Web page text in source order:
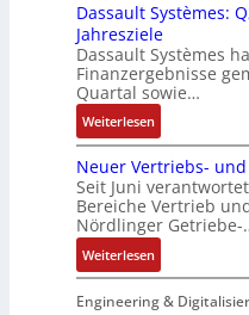
A
n
l
a
g
e
n
b
a
u
:
P
o
K
i
t
E
n
c
d
e
r
t
r
i
a
n
g
a
t
o
k
g
r
a
t
d
e
r
F
a
b
r
k
o
s
e
S
y
s
t
e
m
t
e
c
h
n
Dassault Systèmes:
Jahresziele
Dassault Systèmes
Finanzergebnisse
Quartal sowie…
Weiterlesen:
D
a
s
s
a
u
l
t
Neuer Vertriebs-
Seit Juni
Bereiche Vertrieb
Nördlinger Getriebe-
Weiterlesen:
N
e
Engineering &